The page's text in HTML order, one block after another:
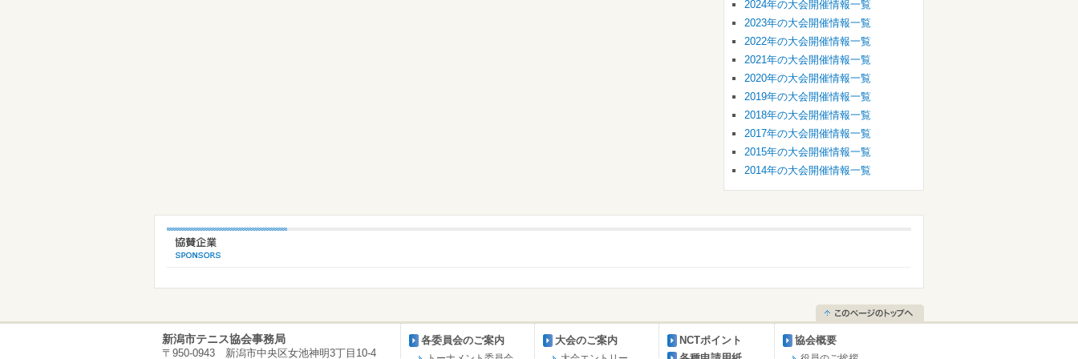
2024年の大会開催情報一覧
2023年の大会開催情報一覧
2022年の大会開催情報一覧
2021年の大会開催情報一覧
2020年の大会開催情報一覧
2019年の大会開催情報一覧
2018年の大会開催情報一覧
2017年の大会開催情報一覧
2015年の大会開催情報一覧
2014年の大会開催情報一覧
新潟市テニス協会事務局
〒950-0943 新潟市中央区女池神明3丁目10-4
各委員会のご案内 大会のご案内
NCTポイント
協会概要